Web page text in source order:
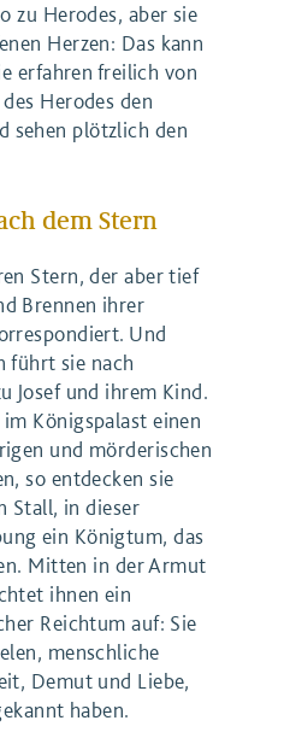
zu Herodes, aber sie
Herzen: Das kann
erfahren freilich von
Herodes den
sehen plötzlich den
dem Stern
Stern, der aber tief
Brennen ihrer
Und
führt sie nach
Josef und ihrem Kind.
Königspalast einen
und mörderischen
so entdecken sie
Stall, in dieser
ein Königtum, das
Mitten in der Armut
ihnen ein
Reichtum auf: Sie
menschliche
Demut und Liebe,
haben.